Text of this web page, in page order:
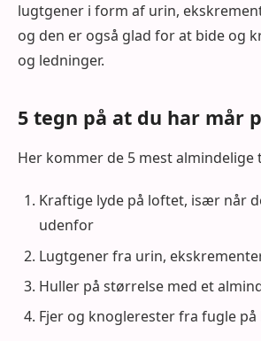
lugtgener i form af urin,
og den er også glad for at bide og
og ledninger.
5 tegn på at du har mår
Her kommer de 5 mest almindelige
Kraftige lyde på loftet, især når
udenfor
Lugtgener fra urin,
Huller på størrelse med et
Fjer og knoglerester fra fugle